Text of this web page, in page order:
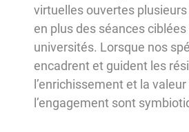
virtuelles ouvertes
en plus des séances
universités. Lorsque nos
encadrent et guident les
l’enrichissement et la valeur
l’engagement sont